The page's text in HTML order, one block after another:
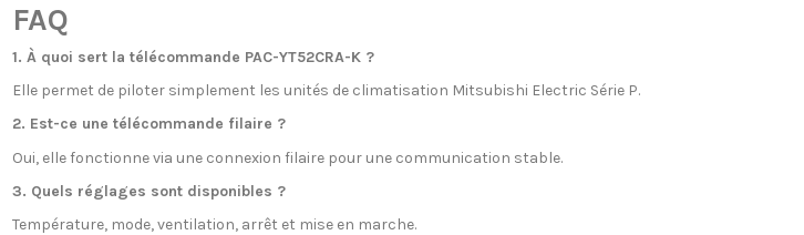
FAQ
1. À quoi sert la télécommande PAC-YT52CRA-K ?
Elle permet de piloter simplement les unités de climatisation Mitsubishi Electric Série P.
2. Est-ce une télécommande filaire ?
Oui, elle fonctionne via une connexion filaire pour une communication stable.
3. Quels réglages sont disponibles ?
Température, mode, ventilation, arrêt et mise en marche.